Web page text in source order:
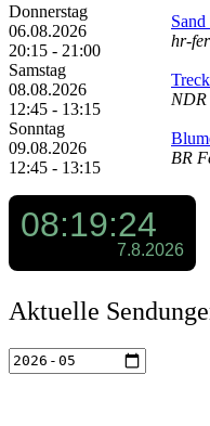
Donnerstag
06.08.2026
20:15 - 21:00
hr-
Samstag
08.08.2026
12:45 - 13:15
NDR
Sonntag
09.08.2026
12:45 - 13:15
BR
Aktuelle